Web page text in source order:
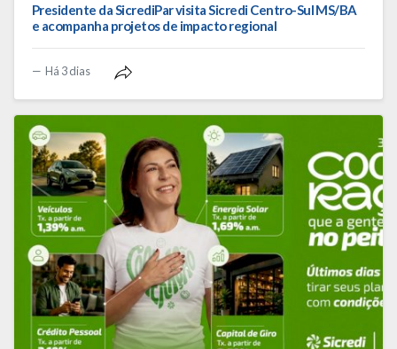
Presidente da SicrediPar visita Sicredi Centro-Sul MS/BA
e acompanha projetos de impacto regional
Há 3 dias